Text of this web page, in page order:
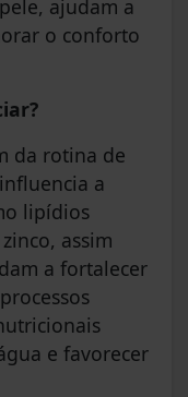
ajudam a
o conforto
da rotina de
a
lipídios
assim
a fortalecer
e favorecer